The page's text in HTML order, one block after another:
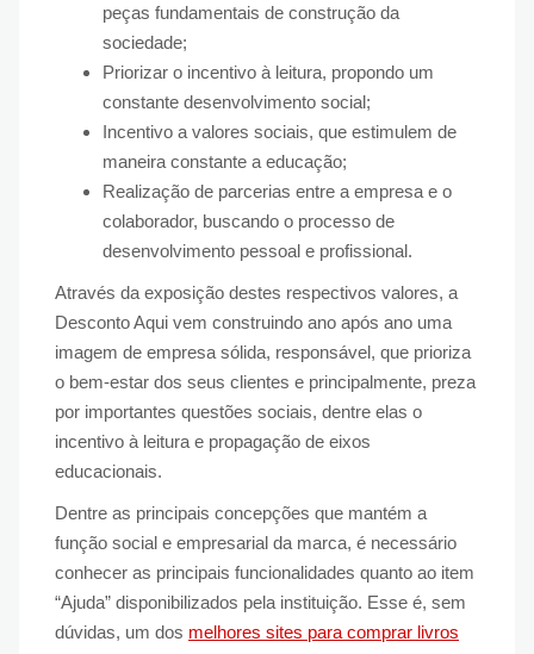
peças fundamentais de construção da
sociedade;
Priorizar o incentivo à leitura, propondo um
constante desenvolvimento social;
Incentivo a valores sociais, que estimulem de
maneira constante a educação;
Realização de parcerias entre a empresa e o
colaborador, buscando o processo de
desenvolvimento pessoal e profissional.
Através da exposição destes respectivos valores, a
Desconto Aqui vem construindo ano após ano uma
imagem de empresa sólida, responsável, que prioriza
o bem-estar dos seus clientes e principalmente, preza
por importantes questões sociais, dentre elas o
incentivo à leitura e propagação de eixos
educacionais.
Dentre as principais concepções que mantém a
função social e empresarial da marca, é necessário
conhecer as principais funcionalidades quanto ao item
“Ajuda” disponibilizados pela instituição. Esse é, sem
dúvidas, um dos melhores sites para comprar livros